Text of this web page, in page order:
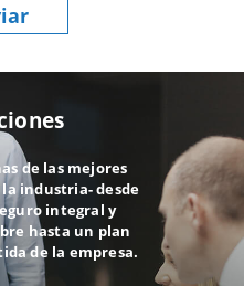
de las mejores
industria- desde
integral y
hasta un plan
de la empresa.